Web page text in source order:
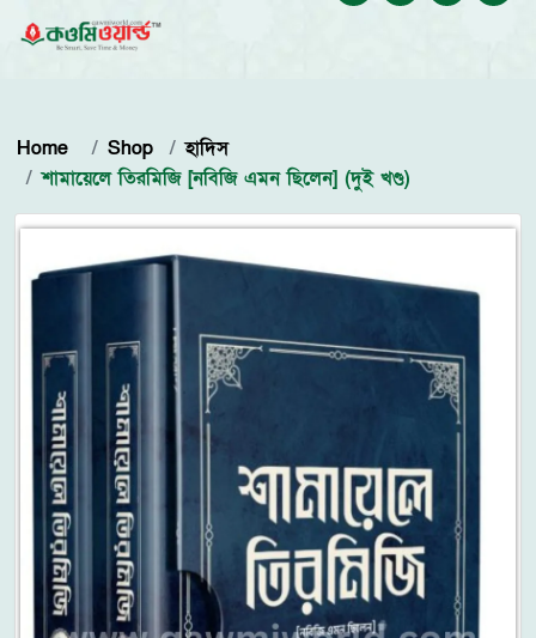
Home Shop
হাদিস
শামায়েলে তিরমিজি [নবিজি এমন ছিলেন] (দুই খণ্ড)